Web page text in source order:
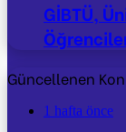
GİBTÜ,
Güncellenen
1 hafta önce